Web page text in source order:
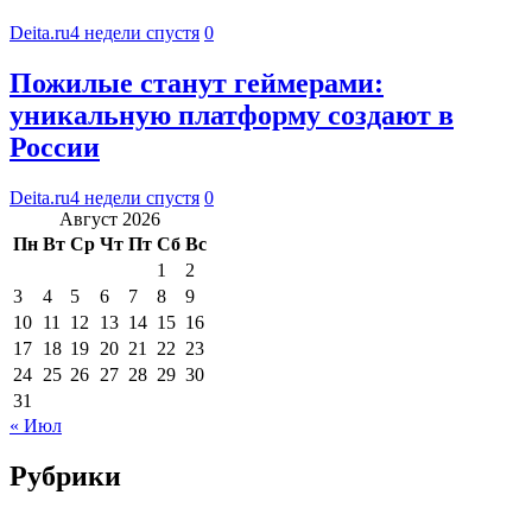
Deita.ru4 недели спустя 0
Пожилые станут геймерами:
уникальную платформу создают в
России
Deita.ru4 недели спустя 0
Август 2026
Пн Вт Ср Чт Пт Сб Вс
1
2
3
4 5 6 7 8
9
10 11 12 13 14 15 16
17 18 19 20 21 22 23
24 25 26 27 28 29 30
31
« Июл
Рубрики